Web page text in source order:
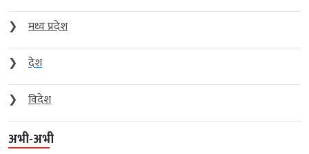
❯
मध्य प्रदेश
❯
देश
❯
विदेश
अभी-अभी